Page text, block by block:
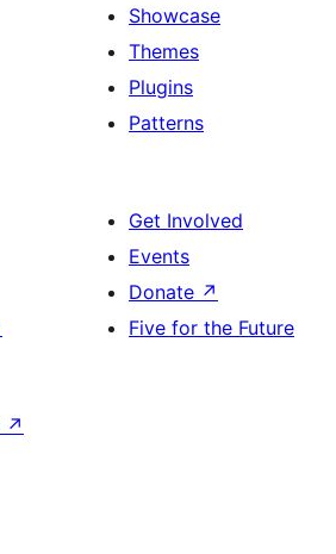
Showcase
Themes
Plugins
Patterns
Get Involved
Events
Donate ↗
Five for the Future
↗